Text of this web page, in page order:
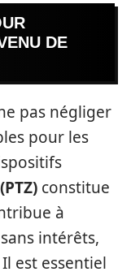
DE
pas négliger
pour les
constitue
à
intérêts,
est essentiel